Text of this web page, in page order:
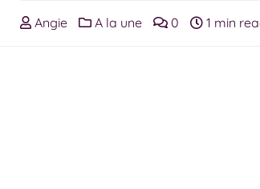
Angie A la une 0 1 min